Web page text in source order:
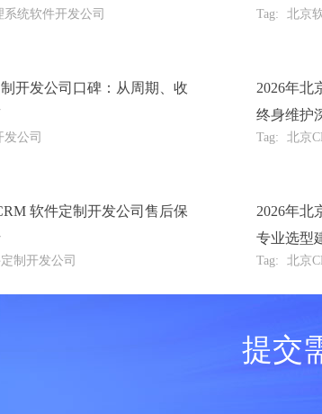
系统软件开发公司 Tag: 北京
开发公司口碑：从周期、收
发公司
2026年北
终身维护
Tag: 北京
软件定制开发公司售后保
制开发公司
2026年北
专业选型
Tag: 北京
提交